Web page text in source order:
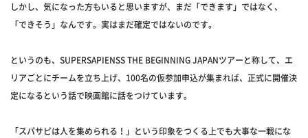
しかし、気になった方もいると思いますが、まだ「できます」ではなく、
「できそう」なんです。実はまだ確定ではないのです。
というのも、SUPERSAPIENSS THE BEGINNING JAPANツアーと称して、エ
リアごとにチームを立ち上げ、100名の仮参加申込が集まれば、正式に開催決
定になるという話で映画館に話をつけています。
「スパサピは人を集められる！」という印象をつくる上でも大事な一戦にな